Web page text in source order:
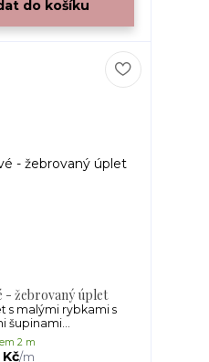
do košíku
- žebrovaný úplet
s malými rybkami s
šupinami...
/m
2 m